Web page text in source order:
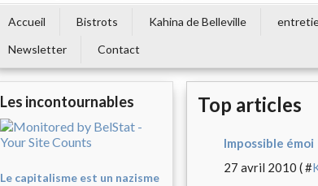
Accueil Bistrots Kahina de Belleville
Newsletter
Contact
Les incontournables
Le capitalisme est un nazisme
Top articles
Impossible émoi
27 avril 2010 ( #